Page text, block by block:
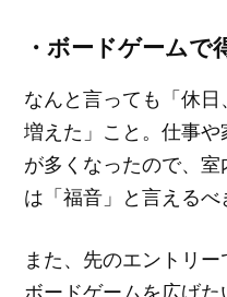
・ボードゲームで
なんと言っても「休
増えた」こと。仕事や
が多くなったので、
は「福音」と言えるべ
また、先のエントリ
ボードゲームを広げ